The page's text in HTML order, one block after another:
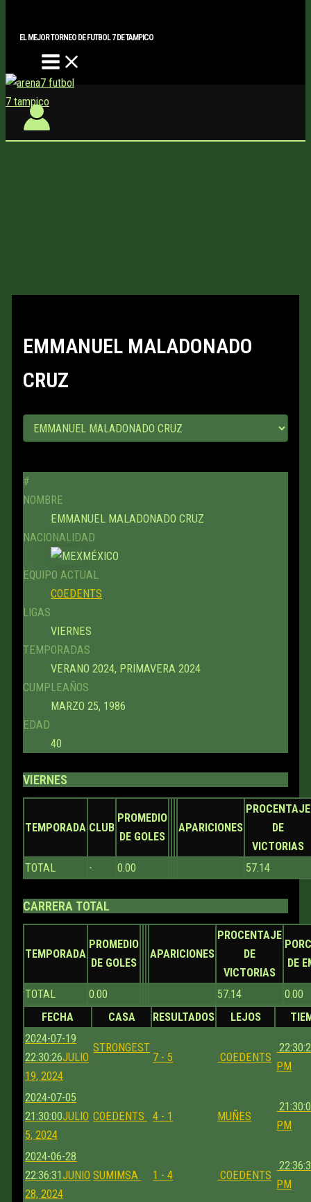
EL MEJOR TORNEO DE FUTBOL 7 DE TAMPICO
EMMANUEL MALADONADO
CRUZ
#
NOMBRE
EMMANUEL MALADONADO CRUZ
NACIONALIDAD
MÉXICO
EQUIPO ACTUAL
COEDENTS
LIGAS
VIERNES
TEMPORADAS
VERANO 2024, PRIMAVERA 2024
CUMPLEAÑOS
MARZO 25, 1986
EDAD
40
VIERNES
TEMPORADA CLUB
PROMEDIO
DE GOLES
APARICIONES
PROCENTAJE
DE
VICTORIAS
TOTAL
- 0.00 57.14
CARRERA TOTAL
TEMPORADA
PROMEDIO
DE GOLES
APARICIONES
PROCENTAJE
DE
VICTORIAS
DE
TOTAL 0.00 57.14
0.00
FECHA
CASA RESULTADOS LEJOS
2024-07-19
22:30:26JULIO
19, 2024
STRONGEST
7 - 5 COEDENTS
PM
2024-07-05
21:30:00JULIO
5, 2024
COEDENTS 4 - 1 MUÑES
PM
2024-06-28
22:36:31JUNIO
28, 2024
SUMIMSA 1 - 4 COEDENTS
PM